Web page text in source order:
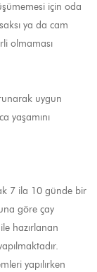
için oda
ya da cam
olmaması
uygun
yaşamını
7 ila 10 günde bir
göre çay
hazırlanan
yapılırken